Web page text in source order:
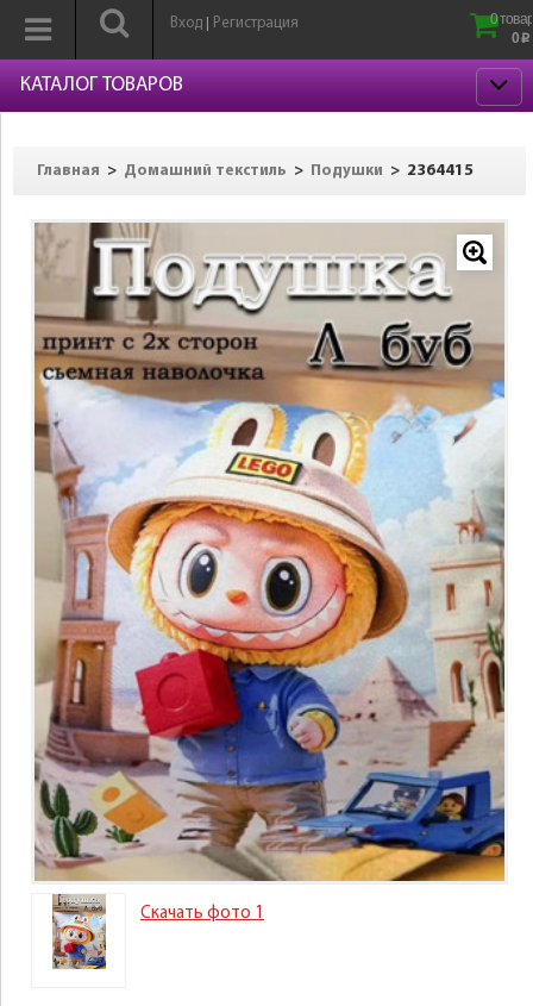
Вход Регистрация
0
0 p
КАТАЛОГ ТОВАРОВ
Главная > Домашний текстиль > Подушки > 2364415
Скачать фото 1